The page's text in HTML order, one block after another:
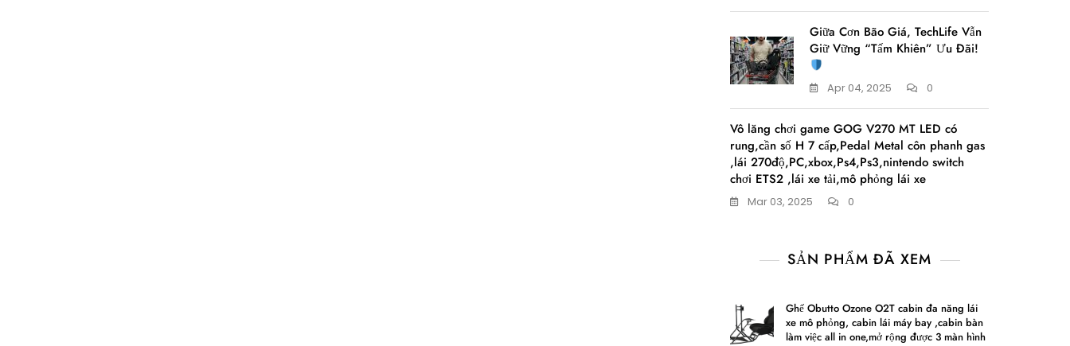
Giữa Cơn Bão Giá, TechLife Vẫn
Giữ Vững “Tấm Khiên” Ưu Đãi!
Apr 04, 2025 0
Vô lăng chơi game GOG V270 MT LED có
rung,cần số H 7 cấp,Pedal Metal côn phanh gas
,lái 270độ,PC,xbox,Ps4,Ps3,nintendo switch
chơi ETS2 ,lái xe tải,mô phỏng lái xe
Mar 03, 2025 0
SẢN PHẨM ĐÃ XEM
Ghế Obutto Ozone O2T cabin đa năng lái
xe mô phỏng, cabin lái máy bay ,cabin bàn
làm việc all in one,mở rộng được 3 màn hình